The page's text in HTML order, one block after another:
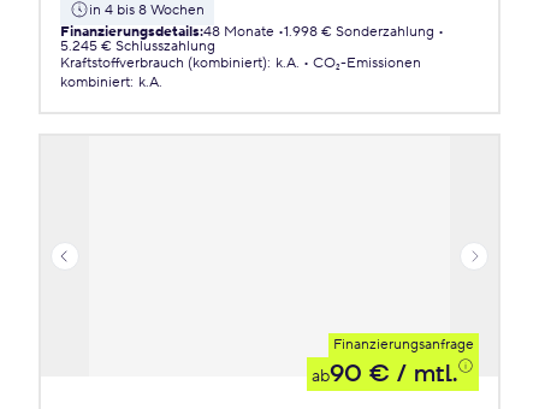
in 4 bis 8 Wochen
Finanzierungsdetails:48 Monate 1.998 € Sonderzahlung
5.245 € Schlusszahlung
Kraftstoffverbrauch (kombiniert): k.A.
CO₂-Emissionen
kombiniert: k.A.
Finanzierungsanfrage
ab90 € / mtl.